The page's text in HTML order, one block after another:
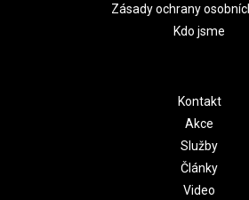
Zásady ochrany
Kdo jsme
Kontakt
Akce
Služby
Články
Video